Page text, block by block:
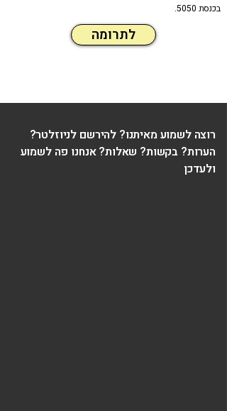
בכנסת 5050.
לתרומה
רוצה לשמוע מאיתנו? להירשם לניוזלטר?
הערות? בקשות? שאלות? אנחנו פה לשמוע
ולעדכן